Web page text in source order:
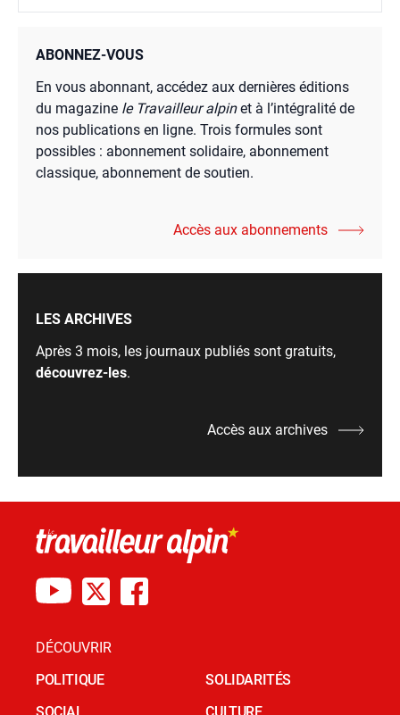
ABONNEZ-VOUS
En vous abonnant, accédez aux dernières éditions
du magazine le Travailleur alpinet à l’intégralité de
nos publications en ligne. Trois formules sont
possibles : abonnement solidaire, abonnement
classique, abonnement de soutien.
Accès aux abonnements
LES ARCHIVES
Après 3 mois, les journaux publiés sont gratuits,
découvrez-les.
Accès aux archives
DÉCOUVRIR
POLITIQUE
SOLIDARITÉS